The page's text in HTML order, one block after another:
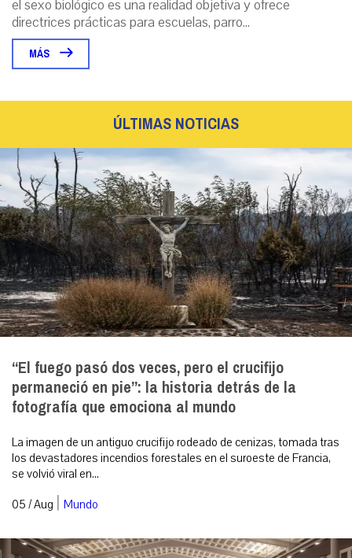
el sexo biológico es una realidad objetiva y ofrece
directrices prácticas para escuelas, parro...
MÁS
ÚLTIMAS NOTICIAS
“El fuego pasó dos veces, pero el crucifijo
permaneció en pie”: la historia detrás de la
fotografía que emociona al mundo
La imagen de un antiguo crucifijo rodeado de cenizas, tomada tras
los devastadores incendios forestales en el suroeste de Francia,
se volvió viral en...
05 / Aug | Mundo